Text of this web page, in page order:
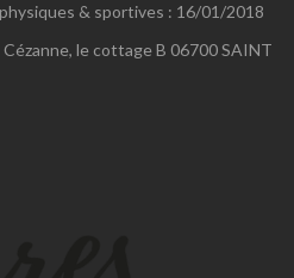
& sportives : 16/01/2018
le cottage B 06700 SAINT